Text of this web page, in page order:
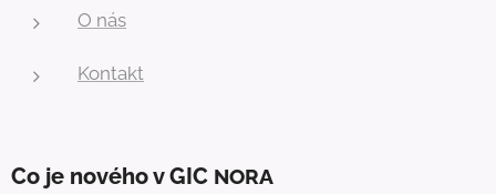
O nás
Kontakt
Co je nového v GIC NORA